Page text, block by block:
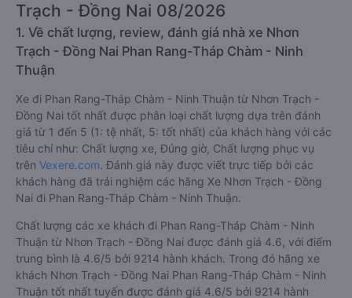
Trạch - Đồng Nai 08/2026
1. Về chất lượng, review, đánh giá nhà xe Nhơn
Trạch - Đồng Nai Phan Rang-Tháp Chàm - Ninh
Thuận
Xe đi Phan Rang-Tháp Chàm - Ninh Thuận từ Nhơn Trạch -
Đồng Nai tốt nhất được phân loại chất lượng dựa trên đánh
giá từ 1 đến 5 (1: tệ nhất, 5: tốt nhất) của khách hàng với các
tiêu chí như: Chất lượng xe, Đúng giờ, Chất lượng phục vụ
trên Vexere.com. Đánh giá này được viết trực tiếp bởi các
khách hàng đã trải nghiệm các hãng Xe Nhơn Trạch - Đồng
Nai đi Phan Rang-Tháp Chàm - Ninh Thuận.
Chất lượng các xe khách đi Phan Rang-Tháp Chàm - Ninh
Thuận từ Nhơn Trạch - Đồng Nai được đánh giá 4.6, với điểm
trung bình là 4.6/5 bởi 9214 hành khách. Trong đó hãng xe
khách Nhơn Trạch - Đồng Nai Phan Rang-Tháp Chàm - Ninh
Thuận tốt nhất tuyến được đánh giá 4.6/5 bởi 9214 hành